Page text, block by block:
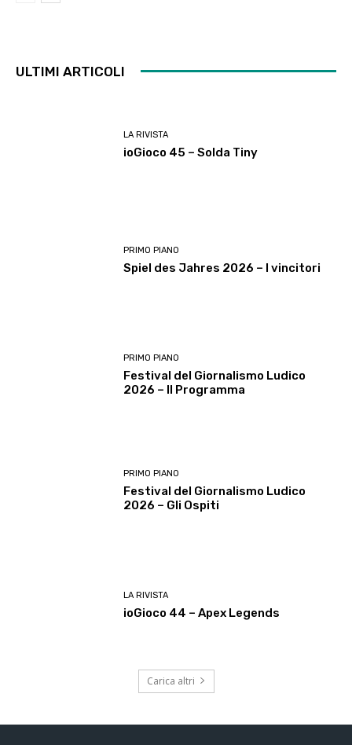
ULTIMI ARTICOLI
LA RIVISTA
ioGioco 45 – Solda Tiny
PRIMO PIANO
Spiel des Jahres 2026 – I vincitori
PRIMO PIANO
Festival del Giornalismo Ludico
2026 – Il Programma
PRIMO PIANO
Festival del Giornalismo Ludico
2026 – Gli Ospiti
LA RIVISTA
ioGioco 44 – Apex Legends
Carica altri